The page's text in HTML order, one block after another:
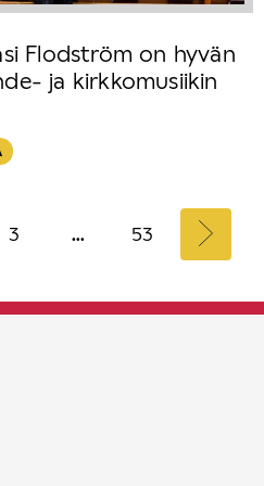
Flodström on hyvän
ja kirkkomusiikin
3 … 53